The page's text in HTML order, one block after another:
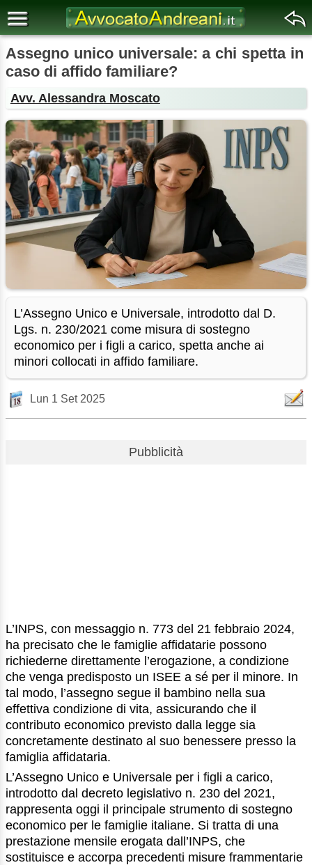
Assegno unico universale: a chi spetta in
caso di affido familiare?
Avv. Alessandra Moscato
L’Assegno Unico e Universale, introdotto dal D.
Lgs. n. 230/2021 come misura di sostegno
economico per i figli a carico, spetta anche ai
minori collocati in affido familiare.
Lun 1 Set 2025
Pubblicità
L’INPS, con messaggio n. 773 del 21 febbraio 2024,
ha precisato che le famiglie affidatarie possono
richiederne direttamente l’erogazione, a condizione
che venga predisposto un ISEE a sé per il minore. In
tal modo, l’assegno segue il bambino nella sua
effettiva condizione di vita, assicurando che il
contributo economico previsto dalla legge sia
concretamente destinato al suo benessere presso la
famiglia affidataria.
L’Assegno Unico e Universale per i figli a carico,
introdotto dal decreto legislativo n. 230 del 2021,
rappresenta oggi il principale strumento di sostegno
economico per le famiglie italiane. Si tratta di una
prestazione mensile erogata dall’INPS, che
sostituisce e accorpa precedenti misure frammentarie